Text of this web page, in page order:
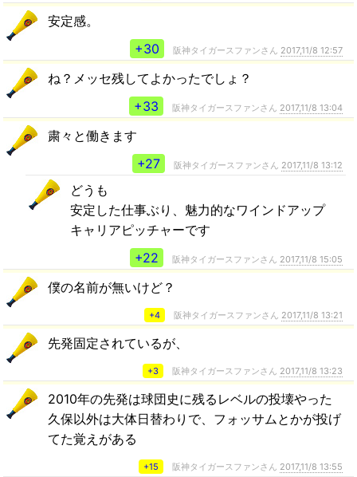
安定感。
+30
阪神タイガースファンさん 2017,11/8 12:57
ね？メッセ残してよかったでしょ？
+33
阪神タイガースファンさん 2017,11/8 13:04
粛々と働きます
+27
阪神タイガースファンさん 2017,11/8 13:12
どうも
安定した仕事ぶり、魅力的なワインドアップ
キャリアピッチャーです
+22
阪神タイガースファンさん 2017,11/8 15:05
僕の名前が無いけど？
+4 阪神タイガースファンさん 2017,11/8 13:21
先発固定されているが、
+3 阪神タイガースファンさん 2017,11/8 13:23
2010年の先発は球団史に残るレベルの投壊やった
久保以外は大体日替わりで、フォッサムとかが投げ
てた覚えがある
+15 阪神タイガースファンさん 2017,11/8 13:55